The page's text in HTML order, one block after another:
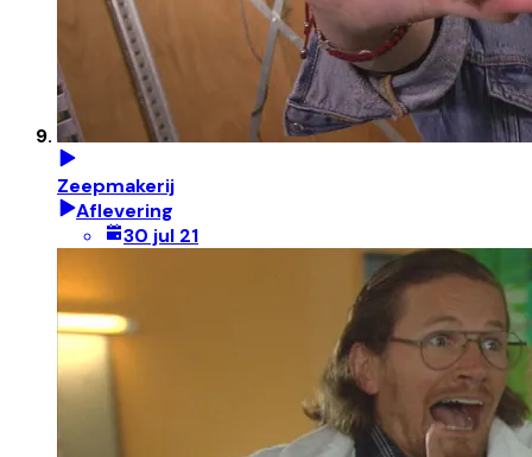
Zeepmakerij
Aflevering
30 jul 21